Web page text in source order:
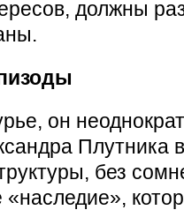
должны
он
без
«наследие»,